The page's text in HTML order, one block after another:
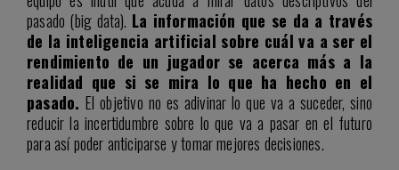
pasado (big data). La información que se da a través
de la inteligencia artificial sobre cuál va a ser el
rendimiento de un jugador se acerca más a la
realidad que si se mira lo que ha hecho en el
pasado. El objetivo no es adivinar lo que va a suceder, sino
reducir la incertidumbre sobre lo que va a pasar en el futuro
para así poder anticiparse y tomar mejores decisiones.